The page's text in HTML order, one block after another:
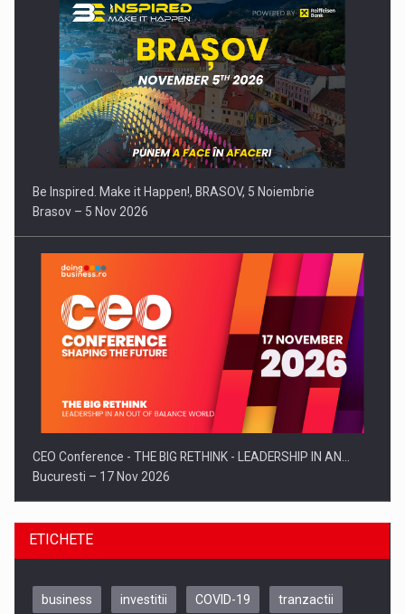
Be Inspired. Make it Happen!, BRASOV, 5 Noiembrie
Brasov – 5 Nov 2026
CEO Conference - THE BIG RETHINK - LEADERSHIP IN AN…
Bucuresti – 17 Nov 2026
ETICHETE
business investitii COVID-19 tranzactii